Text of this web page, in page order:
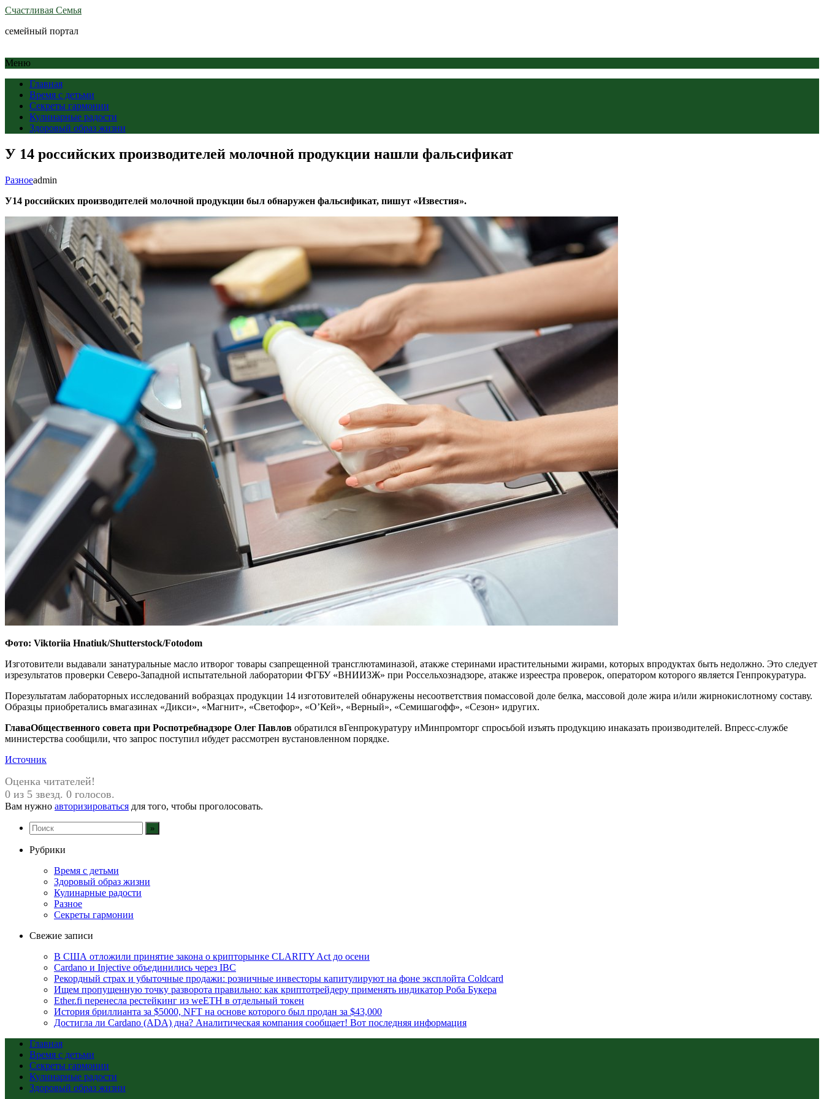
Счастливая Семья
семейный портал
Меню
Главная
Время с детьми
Секреты гармонии
Кулинарные радости
Здоровый образ жизни
У 14 российских производителей молочной продукции нашли фальсификат
Разноеadmin
У14 российских производителей молочной продукции был обнаружен фальсификат, пишут «Известия».
Фото: Viktoriia Hnatiuk/Shutterstock/Fotodom
Изготовители выдавали занатуральные масло итворог товары сзапрещенной трансглютаминазой, атакже стеринами ирастительными жирами, которых впродуктах быть недолжно. Это следует
изрезультатов проверки Северо-Западной испытательной лаборатории ФГБУ «ВНИИЗЖ» при Россельхознадзоре, атакже изреестра проверок, оператором которого является Генпрокуратура.
Порезультатам лабораторных исследований вобразцах продукции 14 изготовителей обнаружены несоответствия помассовой доле белка, массовой доле жира и/или жирнокислотному составу.
Образцы приобретались вмагазинах «Дикси», «Магнит», «Светофор», «О’Кей», «Верный», «Семишагофф», «Сезон» идругих.
ГлаваОбщественного совета при Роспотребнадзоре Олег Павлов обратился вГенпрокуратуру иМинпромторг спросьбой изъять продукцию инаказать производителей. Впресс-службе
министерства сообщили, что запрос поступил ибудет рассмотрен вустановленном порядке.
Источник
Оценка читателей!
0 из 5 звезд. 0 голосов.
Вам нужно авторизироваться для того, чтобы проголосовать.
Рубрики
Время с детьми
Здоровый образ жизни
Кулинарные радости
Разное
Секреты гармонии
Свежие записи
В США отложили принятие закона о крипторынке CLARITY Act до осени
Cardano и Injective объединились через IBC
Рекордный страх и убыточные продажи: розничные инвесторы капитулируют на фоне эксплойта Coldcard
Ищем пропущенную точку разворота правильно: как криптотрейдеру применять индикатор Роба Букера
Ether.fi перенесла рестейкинг из weETH в отдельный токен
История бриллианта за $5000, NFT на основе которого был продан за $43,000
Достигла ли Cardano (ADA) дна? Аналитическая компания сообщает! Вот последняя информация
Главная
Время с детьми
Секреты гармонии
Кулинарные радости
Здоровый образ жизни